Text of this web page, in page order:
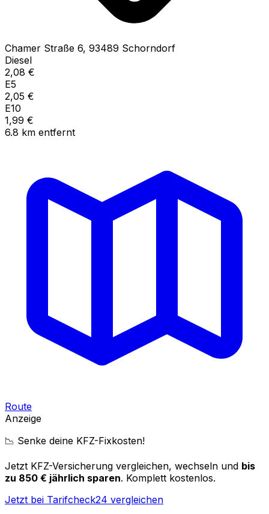
Chamer Straße 6, 93489 Schorndorf
Diesel
2,08 €
E5
2,05 €
E10
1,99 €
6.8 km entfernt
Route
Anzeige
📉 Senke deine KFZ-Fixkosten!
Jetzt KFZ-Versicherung vergleichen, wechseln und bis
zu 850 € jährlich sparen. Komplett kostenlos.
Jetzt bei Tarifcheck24 vergleichen